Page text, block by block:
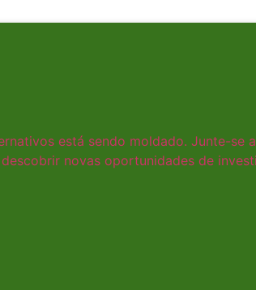
está sendo moldado. Junte-se
novas oportunidades de